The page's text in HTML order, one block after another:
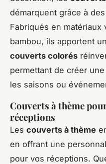
démarquent grâce à
Fabriqués en
bambou, ils apportent
couverts colorés
permettant de créer
les saisons ou
Couverts à thème
réceptions
Les couverts à thème
en offrant une
pour vos réceptions.